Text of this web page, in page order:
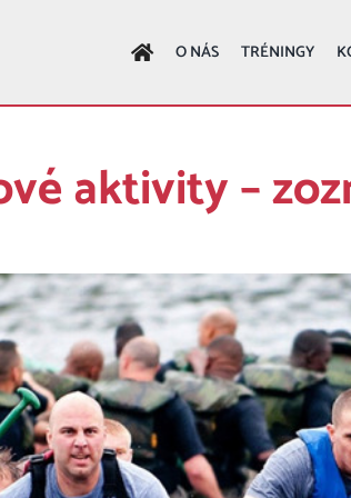
O NÁS TRÉNINGY
aktivity –